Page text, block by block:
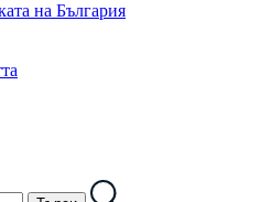
на България